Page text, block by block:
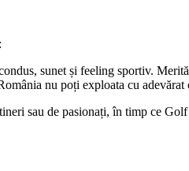
sunet și feeling sportiv.
nu poți exploata cu
sau de pasionați, în timp ce